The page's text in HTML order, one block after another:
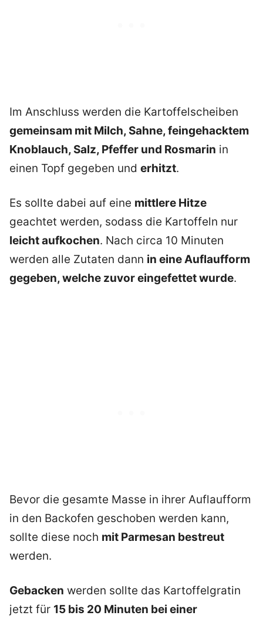
Im Anschluss werden die Kartoffelscheiben
gemeinsam mit Milch, Sahne, feingehacktem
Knoblauch, Salz, Pfeffer und Rosmarin in
einen Topf gegeben und erhitzt.
Es sollte dabei auf eine mittlere Hitze
geachtet werden, sodass die Kartoffeln nur
leicht aufkochen. Nach circa 10 Minuten
werden alle Zutaten dann in eine Auflaufform
gegeben, welche zuvor eingefettet wurde.
Bevor die gesamte Masse in ihrer Auflaufform
in den Backofen geschoben werden kann,
sollte diese noch mit Parmesan bestreut
werden.
Gebacken werden sollte das Kartoffelgratin
jetzt für 15 bis 20 Minuten bei einer